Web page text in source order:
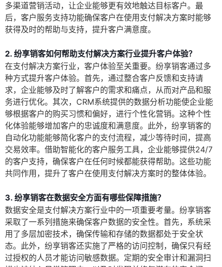
多渠道营销活动，让企业能够更有效地触达目标客户。最
后，客户服务支持功能确保客户在使用支付解决方案时能够
获得及时的帮助与支持，提升客户满意度。
2. 纷享销客如何帮助支付解决方案行业提升客户体验？
在支付解决方案行业，客户体验至关重要。纷享销客通过多
种方式提升客户体验。首先，通过整合客户反馈和支持请
求，企业能够及时了解客户的需求和痛点，从而对产品和服
务进行优化。其次，CRM系统提供的数据分析功能使企业能
够根据客户的购买习惯和偏好，进行个性化营销。这种个性
化体验能够增加客户的忠诚度和满意度。此外，纷享销客的
自动化功能能够简化客户的支付流程，减少等待时间，提高
交易效率。借助智能化的客户服务工具，企业能够提供24/7
的客户支持，确保客户在任何时候都能获得帮助。这些功能
共同作用，提升了客户在使用支付解决方案时的整体体验。
3. 纷享销客在数据安全方面有哪些保障措施？
数据安全是支付解决方案行业中的一项重要考量。纷享销客
采取了一系列措施来确保客户数据的安全性。首先，系统采
用了多层加密技术，确保传输和存储的数据都处于安全状
态。此外，纷享销客还实施了严格的访问控制，确保只有经
过授权的人员才能访问敏感数据。定期的安全审计和漏洞扫